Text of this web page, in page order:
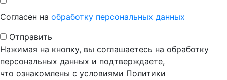
Согласен на обработку персональных данных
Отправить
Нажимая на кнопку, вы соглашаетесь на обработку
персональных данных и подтверждаете,
что ознакомлены с условиями Политики